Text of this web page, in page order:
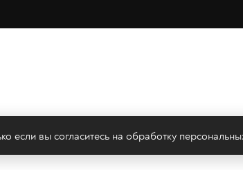
если вы согласитесь на обработку